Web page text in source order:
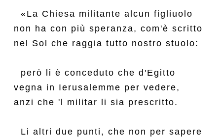
  «La Chiesa militante alcun figliuolo
non ha con più speranza, com'è scritto
nel Sol che raggia tutto nostro stuolo:
  però li è conceduto che d'Egitto
vegna in Ierusalemme per vedere,
anzi che 'l militar li sia prescritto.
  Li altri due punti, che non per sapere